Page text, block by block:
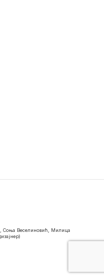
Соња Веселиновић, Милица